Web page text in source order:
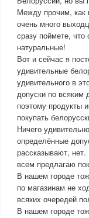
Между прочим, как
очень много
сразу поймете,
натуральные!
Вот и сейчас я
удивительные
удивительного в
допуски по всяким
поэтому продукты
покупать
Ничего
определённые
рассказывают,
всем предлагаю
В нашем городе
по магазинам не
всяких очередей
В нашем городе